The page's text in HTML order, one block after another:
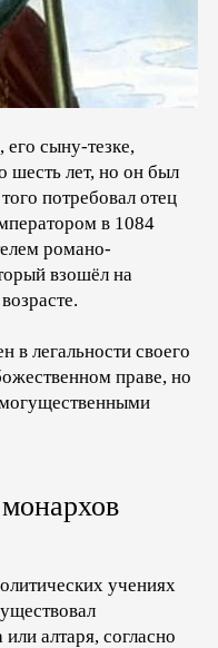
, его сыну-тезке,
шесть лет, но он был
потребовал отец
в 1084
романо-
взошёл на
в легальности своего
праве, но
учениях
алтаря, согласно